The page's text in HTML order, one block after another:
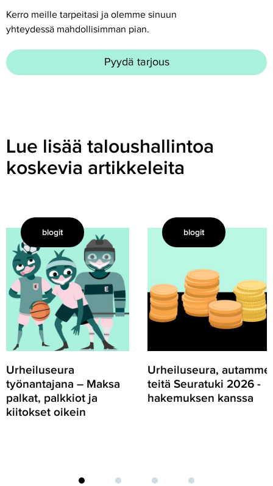
Kerro meille tarpeitasi ja olemme sinuun
yhteydessä mahdollisimman pian.
Pyydä tarjous
Lue lisää taloushallintoa
koskevia artikkeleita
Urheiluseura
työnantajana
Maksa
palkat,
palkkiot
kiitokset
oikein
blogit
Urheiluseura
työnantajana – Maksa
palkat, palkkiot ja
kiitokset oikein
Urheiluseura,
autamme
Seuratuki
2026
-
hakemuksen
blogit
Urheiluseura, autamme
teitä Seuratuki 2026 -
hakemuksen kanssa